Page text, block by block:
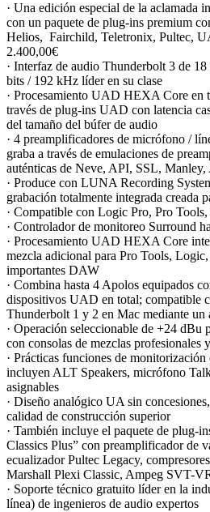
· Una edición especial de la aclamada
con un paquete de plug-ins premium
Helios, Fairchild, Teletronix, Pultec,
2.400,00€
· Interfaz de audio Thunderbolt 3 de
bits / 192 kHz líder en su clase
· Procesamiento UAD HEXA Core en
través de plug-ins UAD con latencia
del tamaño del búfer de audio
· 4 preamplificadores de micrófono /
graba a través de emulaciones de
auténticas de Neve, API, SSL,
· Produce con LUNA Recording
grabación totalmente integrada creada
· Compatible con Logic Pro, Pro
· Controlador de monitoreo Surround
· Procesamiento UAD HEXA Core
mezcla adicional para Pro Tools,
importantes DAW
· Combina hasta 4 Apolos equipados
dispositivos UAD en total; compatible
Thunderbolt 1 y 2 en Mac mediante un
· Operación seleccionable de +24 dBu
con consolas de mezclas profesionales
· Prácticas funciones de
incluyen ALT Speakers, micrófono
asignables
· Diseño analógico UA sin
calidad de construcción superior
· También incluye el paquete de plug-
Classics Plus” con preamplificador de
ecualizador Pultec Legacy,
Marshall Plexi Classic, Ampeg SVT-
· Soporte técnico gratuito líder en la
línea) de ingenieros de audio expertos